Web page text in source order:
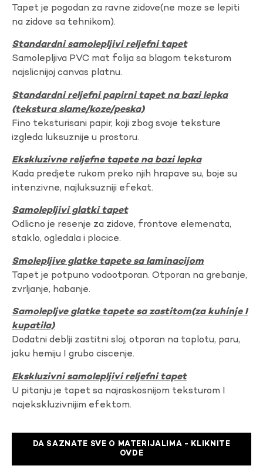
Tapet je pogodan za ravne zidove(ne moze se lepiti
na zidove sa tehnikom).
Standardni samolepljivi reljefni tapet
Samolepljiva PVC mat folija sa blagom teksturom
najslicnijoj canvas platnu.
Standardni reljefni papirni tapet na bazi lepka
(tekstura slame/koze/peska)
Fino teksturisani papir, koji zbog svoje teksture
izgleda luksuznije u prostoru.
Ekskluzivne reljefne tapete na bazi lepka
Kada predjete rukom preko njih hrapave su, boje su
intenzivne, najluksuzniji efekat.
Samolepljivi glatki tapet
Odlicno je resenje za zidove, frontove elemenata,
staklo, ogledala i plocice.
Smolepljive glatke tapete sa laminacijom
Tapet je potpuno vodootporan. Otporan na grebanje,
zvrljanje, habanje.
Samolepljve glatke tapete sa zastitom(za kuhinje I
kupatila)
Dodatni deblji zastitni sloj, otporan na toplotu, paru,
jaku hemiju I grubo ciscenje.
Ekskluzivni samolepljivi reljefni tapet
U pitanju je tapet sa najraskosnijom teksturom I
najekskluzivnijim efektom.
DA SAZNATE SVE O MATERIJALIMA - KLIKNITE
OVDE